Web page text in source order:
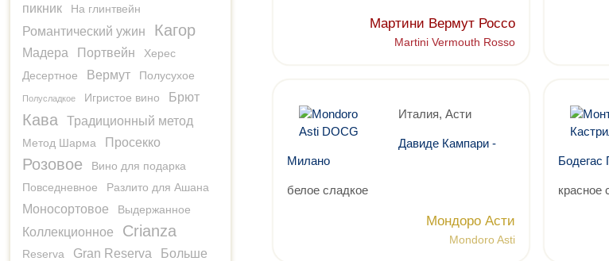
Мартини Вермут Россо
Martini Vermouth Rosso
Италия, Асти
Давиде Кампари -
Милано
белое сладкое
Мондоро Асти
Mondoro Asti
Бодегас
красное
пикник
На глинтвейн
Романтический ужин Кагор
Мадера Портвейн
Херес
Десертное
Вермут Полусухое
Полусладкое Игристое вино Брют
Кава Традиционный метод
Метод Шарма Просекко
Розовое
Вино для подарка
Повседневное
Разлито для Ашана
Моносортовое Выдержанное
Коллекционное Crianza
Reserva Gran Reserva
Больше